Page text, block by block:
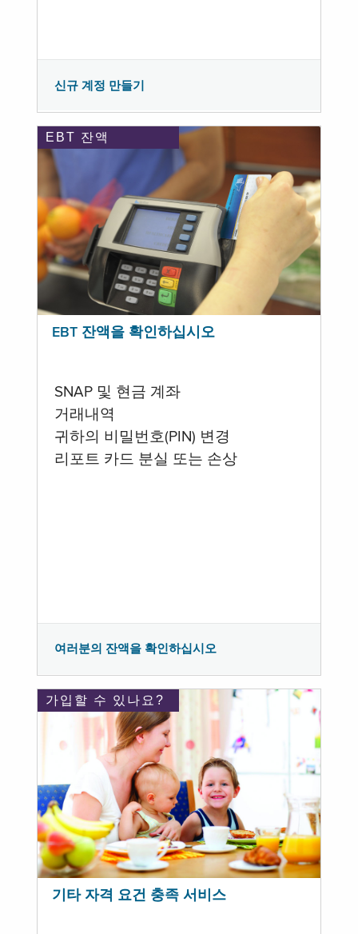
신규 계정 만들기
EBT 잔액
EBT 잔액을 확인하십시오
SNAP 및 현금 계좌
거래내역
귀하의 비밀번호(PIN) 변경
리포트 카드 분실 또는 손상
여러분의 잔액을 확인하십시오
가입할 수 있나요?
기타 자격 요건 충족 서비스